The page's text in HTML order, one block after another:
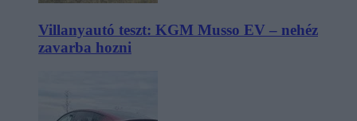
Villanyautó teszt: KGM Musso EV – nehéz
zavarba hozni